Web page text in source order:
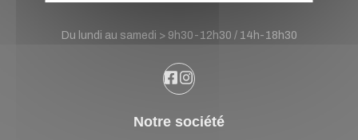
Du lundi au samedi > 9h30-12h30 / 14h-18h30
Notre société